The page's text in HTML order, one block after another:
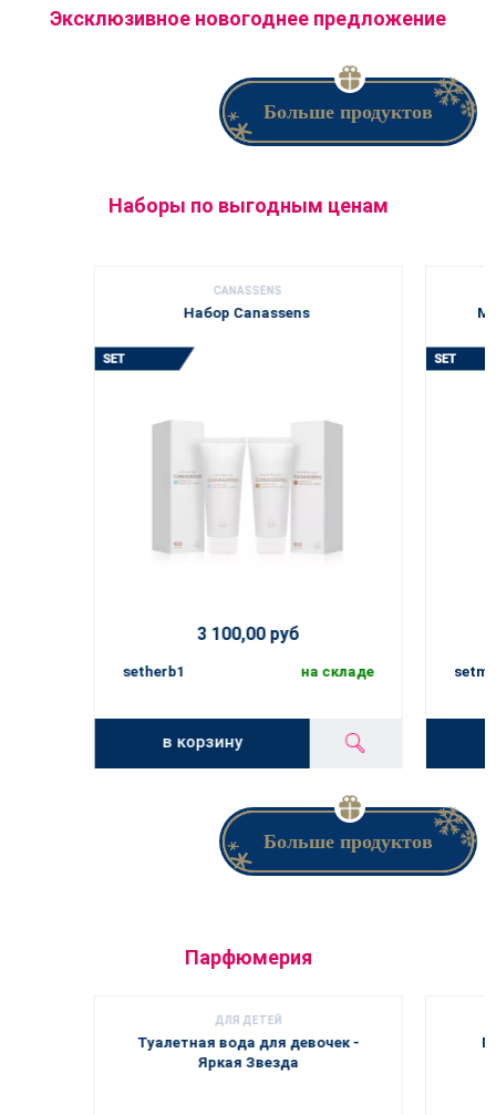
Эксклюзивное новогоднее предложение
Больше продуктов
Наборы по выгодным ценам
CANASSENS
Набор Canassens
3 100,00 руб
setherb1 на складе
в корзину
Больше продуктов
Парфюмерия
ДЛЯ ДЕТЕЙ
Туалетная вода для девочек -
Яркая Звезда